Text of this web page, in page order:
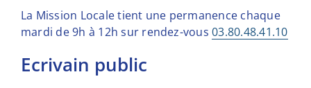
La Mission Locale tient une permanence chaque
mardi de 9h à 12h sur rendez-vous03.80.48.41.10
ecrivain public